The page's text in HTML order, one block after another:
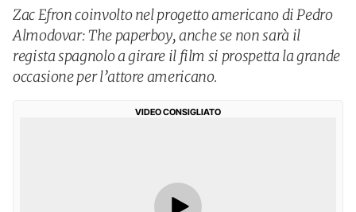
Zac Efron coinvolto nel progetto americano di Pedro
Almodovar: The paperboy, anche se non sarà il
regista spagnolo a girare il film si prospetta la grande
occasione per l’attore americano.
VIDEO CONSIGLIATO